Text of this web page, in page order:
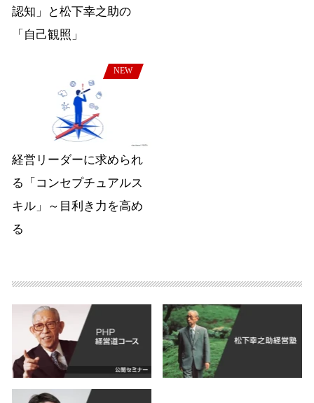
認知」と松下幸之助の
「自己観照」
NEW
経営リーダーに求められ
る「コンセプチュアルス
キル」～目利き力を高め
る